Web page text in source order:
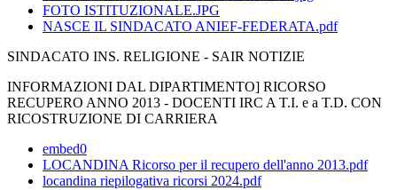
FOTO ISTITUZIONALE.JPG
NASCE IL SINDACATO ANIEF-FEDERATA.pdf
SINDACATO INS. RELIGIONE - SAIR NOTIZIE
INFORMAZIONI DAL DIPARTIMENTO] RICORSO
RECUPERO ANNO 2013 - DOCENTI IRC A T.I. e a T.D. CON
RICOSTRUZIONE DI CARRIERA
embed0
LOCANDINA Ricorso per il recupero dell'anno 2013.pdf
locandina riepilogativa ricorsi 2024.pdf